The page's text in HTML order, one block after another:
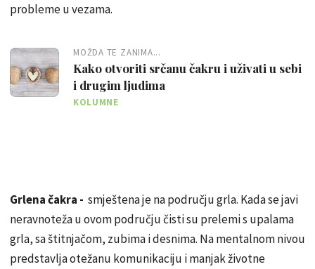
probleme u vezama.
MOŽDA TE ZANIMA...
Kako otvoriti srčanu čakru i uživati u sebi
i drugim ljudima
KOLUMNE
Grlena čakra - smještena je na području grla. Kada se javi
neravnoteža u ovom području čisti su prelemi s upalama
grla, sa štitnjačom, zubima i desnima. Na mentalnom nivou
predstavlja otežanu komunikaciju i manjak životne